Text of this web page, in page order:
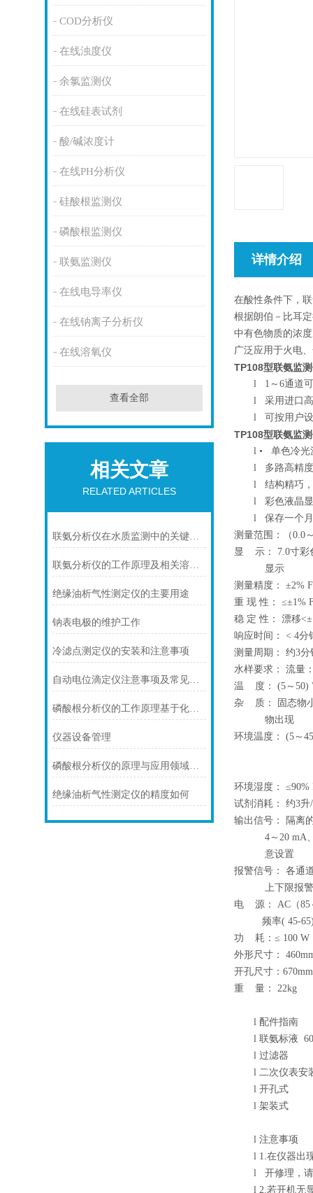
COD分析仪
在线浊度仪
余氯监测仪
在线硅表试剂
酸/碱浓度计
在线PH分析仪
硅酸根监测仪
磷酸根监测仪
联氨监测仪
在线电导率仪
在线钠离子分析仪
在线溶氧仪
查看全部
相关文章
RELATED ARTICLES
联氨分析仪在水质监测中的关键作用说明
联氨分析仪的工作原理及相关溶液配制
绝缘油析气性测定仪的主要用途
钠表电极的维护工作
冷滤点测定仪的安装和注意事项
自动电位滴定仪注意事项及常见故障解决方案
磷酸根分析仪的工作原理基于化学反应和光学检测技术
仪器设备管理
磷酸根分析仪的原理与应用领域分析
绝缘油析气性测定仪的精度如何
详情介绍
在酸性条件下，
根据朗伯－比耳
中有色物质的浓
广泛应用于火电
TP108型联氨监
l
1～6通道
l
采用进口
l
可按用户
TP108型联氨监
l • 单色冷光
l
多路高精
l
结构精巧
l
彩色液晶
l
保存一个
测量范围：（0.0
显 示： 7.0寸彩
显示
测量精度： ±2%
重 现 性： ≤±1%
稳 定 性： 漂移
响应时间： < 4分
测量周期： 约3分
水样要求： 流量
温 度： (5～50)
杂 质： 固态物
物出现
环境温度： (5～
环境湿度： ≤90%
试剂消耗： 约3升
输出信号： 隔离
4～20 mA、
意设置
报警信号： 各通
上下限报警
电 源： AC（85
频率( 45-
功 耗：≤ 100 W
外形尺寸：
开孔尺寸：
重 量： 22kg
l 配件指南
l 联氨标液
l 过滤器
l 二次仪表安
l 开孔式
l 架装式
l 注意事项
l 1.在仪器出
l
开修理，
l 2.若开机无